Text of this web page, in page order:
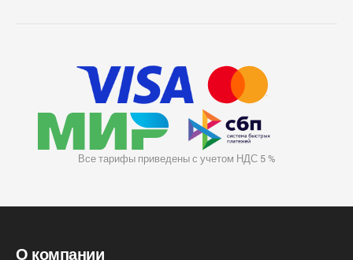
Все тарифы приведены с учетом НДС 5 %
О компании